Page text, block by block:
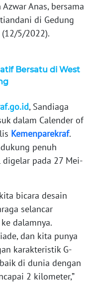
Anas, bersama
di Gedung
(12/5/2022).
Bersatu di West
, Sandiaga
dalam Calender of
Kemenparekraf.
penuh
digelar pada 27 Mei-
bicara desain
selancar
dalamnya.
dan kita punya
karakteristik G-
di dunia dengan
2 kilometer,”